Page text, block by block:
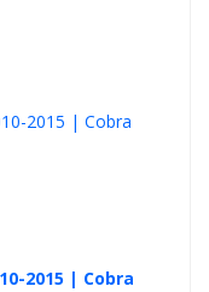
2015 | Cobra